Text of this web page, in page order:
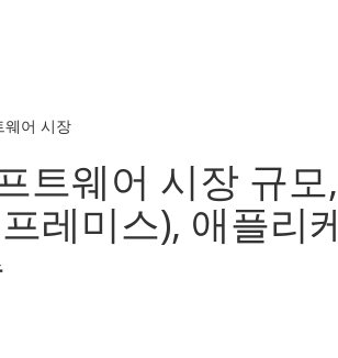
웨어 시장
트웨어 시장 규
레미스), 애플리